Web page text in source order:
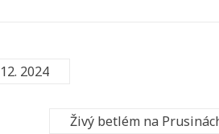
2024
Živý betlém na